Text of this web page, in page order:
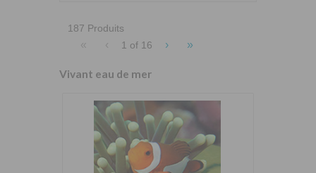
187 Produits
« ‹ 1 of 16 › »
Vivant eau de mer